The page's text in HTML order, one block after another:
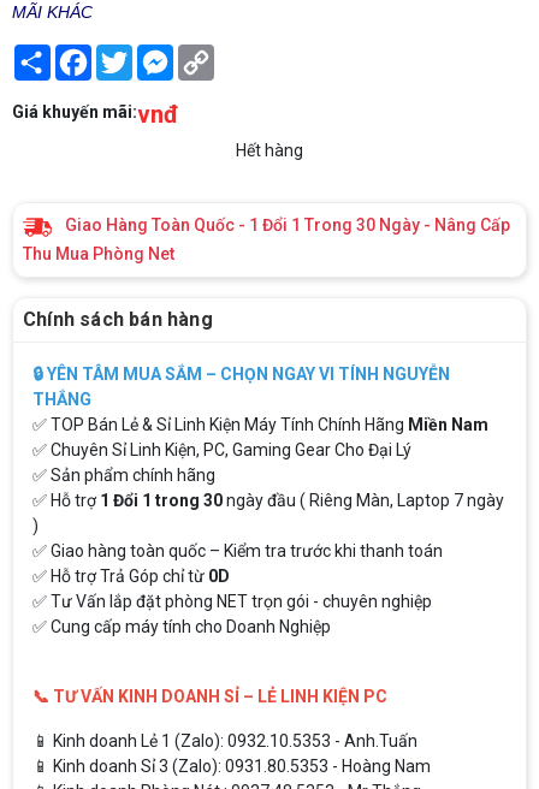
MÃI KHÁC
Share Facebook
TwitterMessenger
Giá khuyến mãi:vnđ
Hết hàng
Giao Hàng Toàn Quốc - 1 Đổi 1 Trong 30 Ngày - Nâng Cấp
Thu Mua Phòng Net
Chính sách bán hàng
🔒 YÊN TÂM MUA SẮM – CHỌN NGAY VI TÍNH NGUYỄN
THẮNG
✅ TOP Bán Lẻ & Sỉ Linh Kiện Máy Tính Chính Hãng Miền Nam
✅ Chuyên Sỉ Linh Kiện, PC, Gaming Gear Cho Đại Lý
✅ Sản phẩm chính hãng
✅ Hỗ trợ1 Đổi 1 trong 30ngày đầu ( Riêng Màn, Laptop 7 ngày
)
✅ Giao hàng toàn quốc – Kiểm tra trước khi thanh toán
✅ Hỗ trợ Trả Góp chỉ từ 0D
✅ Tư Vấn lắp đặt phòng NET trọn gói - chuyên nghiệp
✅ Cung cấp máy tính cho Doanh Nghiệp
📞 TƯ VẤN KINH DOANH SỈ – LẺ LINH KIỆN PC
📱 Kinh doanh Lẻ 1 (Zalo): 0932.10.5353 - Anh.Tuấn
📱 Kinh doanh Sỉ 3 (Zalo): 0931.80.5353 - Hoàng Nam